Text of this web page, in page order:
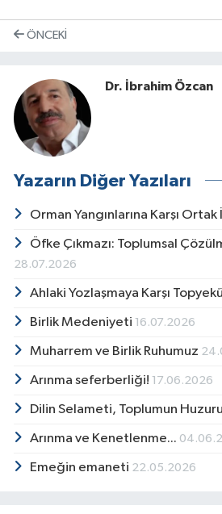
ÖNCEKI
Dr. İbrahim Özcan
Yazarın Diğer Yazıları
Orman Yangınlarına Karşı
Öfke Çıkmazı: Toplumsal
28.07.2026
Ahlaki Yozlaşmaya Karşı
Birlik Medeniyeti 16.07.2026
Muharrem ve Birlik Ruhumuz
Arınma seferberliği! 17.06.2026
Dilin Selameti, Toplumun Huzuru
Arınma ve Kenetlenme...
Emeğin emaneti 22.05.2026